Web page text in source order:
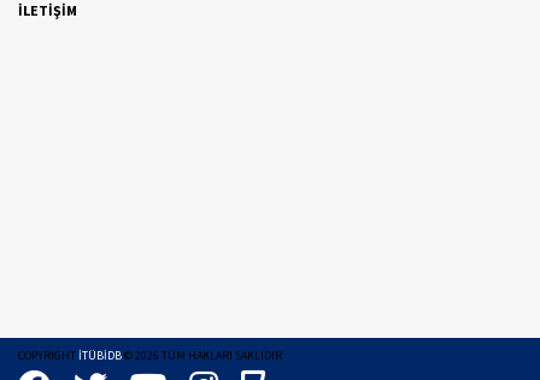
İLETİŞİM
COPYRIGHT İTÜBİDB©2026 TÜM HAKLARI SAKLIDIR